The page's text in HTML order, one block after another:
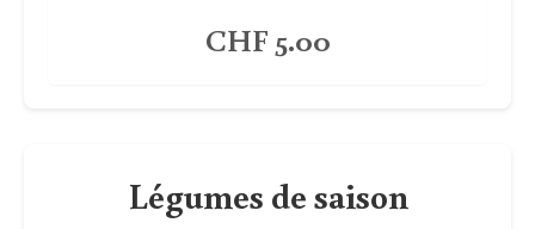
CHF 5.00
Légumes de saison